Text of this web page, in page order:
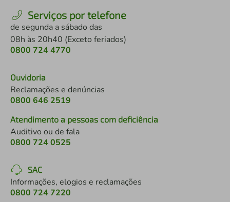
Serviços por telefone
de segunda a sábado das
08h às 20h40 (Exceto feriados)
0800 724 4770
Ouvidoria
Reclamações e denúncias
0800 646 2519
Atendimento a pessoas com deficiência
Auditivo ou de fala
0800 724 0525
SAC
Informações, elogios e reclamações
0800 724 7220